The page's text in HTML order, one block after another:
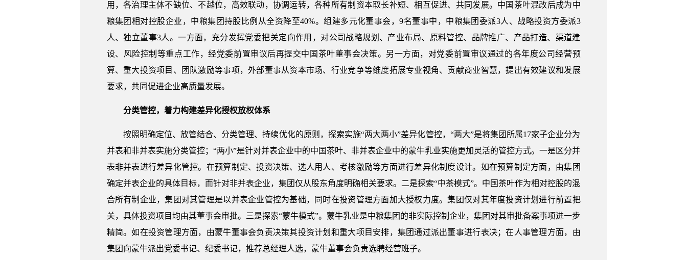
用，各治理主体不缺位、不越位，高效联动，协调运转，各种所有制资本取长补短、相互促进、共同发展。中国茶叶混改后成为中
粮集团相对控股企业，中粮集团持股比例从全资降至40%。组建多元化董事会，9名董事中，中粮集团委派3人、战略投资方委派3
人、独立董事3人。一方面，充分发挥党委把关定向作用，对公司战略规划、产业布局、原料管控、品牌推广、产品打造、渠道建
设、风险控制等重点工作，经党委前置审议后再提交中国茶叶董事会决策。另一方面，对党委前置审议通过的各年度公司经营预
算、重大投资项目、团队激励等事项，外部董事从资本市场、行业竞争等维度拓展专业视角、贡献商业智慧，提出有效建议和发展
要求，共同促进企业高质量发展。
分类管控，着力构建差异化授权放权体系
按照明确定位、放管结合、分类管理、持续优化的原则，探索实施“两大两小”差异化管控，“两大”是将集团所属17家子企业分为
并表和非并表实施分类管控；“两小”是针对并表企业中的中国茶叶、非并表企业中的蒙牛乳业实施更加灵活的管控方式。一是区分并
表非并表进行差异化管控。在预算制定、投资决策、选人用人、考核激励等方面进行差异化制度设计。如在预算制定方面，由集团
确定并表企业的具体目标，而针对非并表企业，集团仅从股东角度明确相关要求。二是探索“中茶模式”。中国茶叶作为相对控股的混
合所有制企业，集团对其管理是以并表企业管控为基础，同时在投资管理方面加大授权力度。集团仅对其年度投资计划进行前置把
关，具体投资项目均由其董事会审批。三是探索“蒙牛模式”。蒙牛乳业是中粮集团的非实际控制企业，集团对其审批备案事项进一步
精简。如在投资管理方面，由蒙牛董事会负责决策其投资计划和重大项目安排，集团通过派出董事进行表决；在人事管理方面，由
集团向蒙牛派出党委书记、纪委书记，推荐总经理人选，蒙牛董事会负责选聘经营班子。